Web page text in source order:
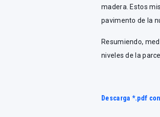
madera. Estos
pavimento de la
Resumiendo,
niveles de la
Descarga *.pdf